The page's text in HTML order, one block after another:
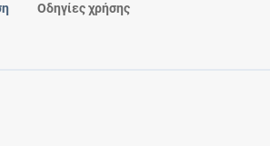
Οδηγίες χρήσης